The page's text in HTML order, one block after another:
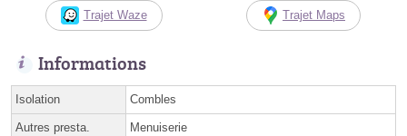
Trajet Waze Trajet Maps
Informations
Isolation Combles
Autres presta. Menuiserie